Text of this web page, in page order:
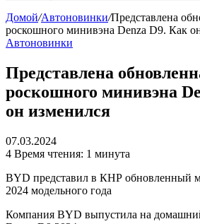
Домой/Автоновинки/Представлена
роскошного минивэна Denza D9. Как
Автоновинки
Представлена
роскошного минивэна
он изменился
07.03.2024
4 Время чтения: 1 минута
BYD представил в КНР обновленный
2024 модельного года
Компания BYD выпустила на